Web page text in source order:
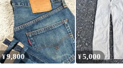
¥9,800 ¥5,000